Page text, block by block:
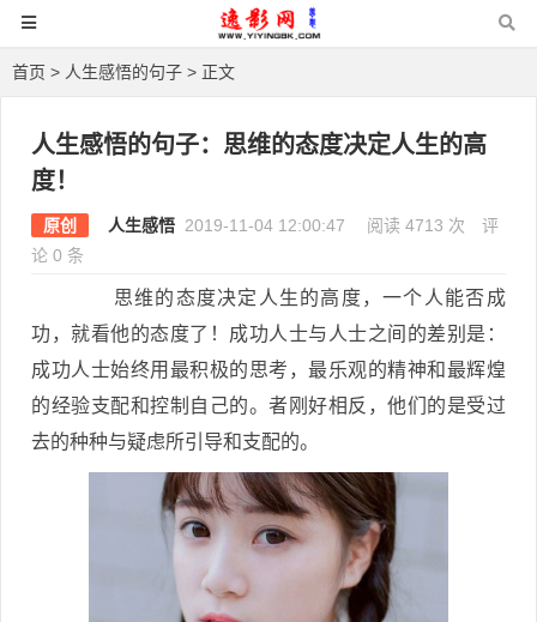
首页 > 人生感悟的句子 > 正文
人生感悟的句子：思维的态度决定人生的高
度！
原创 人生感悟 2019-11-04 12:00:47 阅读 4713 次
评
论 0 条
思维的态度决定人生的高度，一个人能否成
功，就看他的态度了！成功人士与人士之间的差别是：
成功人士始终用最积极的思考，最乐观的精神和最辉煌
的经验支配和控制自己的。者刚好相反，他们的是受过
去的种种与疑虑所引导和支配的。